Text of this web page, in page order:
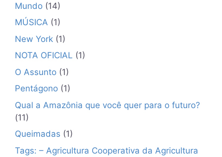
Mundo (14)
MÚSICA (1)
New York (1)
NOTA OFICIAL (1)
O Assunto (1)
Pentágono (1)
Qual a Amazônia que você quer para o futuro?
(11)
Queimadas (1)
Tags: – Agricultura Cooperativa da Agricultura